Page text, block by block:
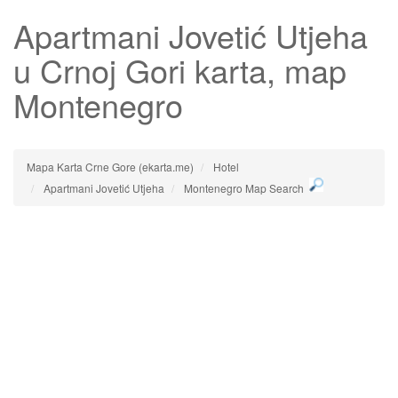
Apartmani Jovetić Utjeha
u Crnoj Gori karta, map
Montenegro
Mapa Karta Crne Gore (ekarta.me)
Hotel
Apartmani Jovetić Utjeha
Montenegro Map Search